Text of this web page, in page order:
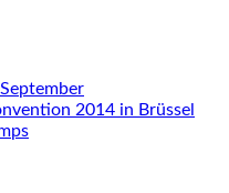
2014 in Brüssel